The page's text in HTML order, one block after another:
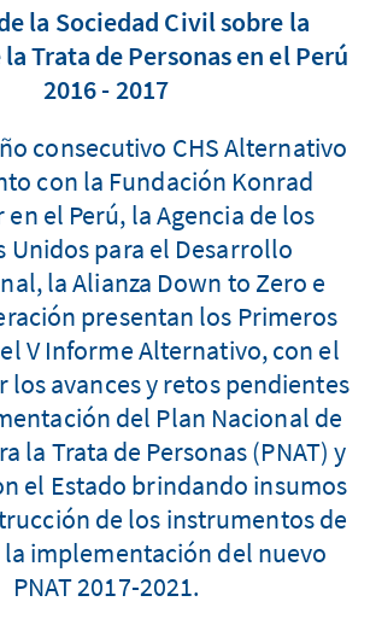
la Sociedad Civil sobre la
Trata de Personas en el Perú
2016 - 2017
consecutivo CHS Alternativo
con la Fundación Konrad
en el Perú, la Agencia de los
Unidos para el Desarrollo
la Alianza Down to Zero e
presentan los Primeros
V Informe Alternativo, con el
avances y retos pendientes
del Plan Nacional de
la Trata de Personas (PNAT) y
el Estado brindando insumos
de los instrumentos de
la implementación del nuevo
PNAT 2017-2021.